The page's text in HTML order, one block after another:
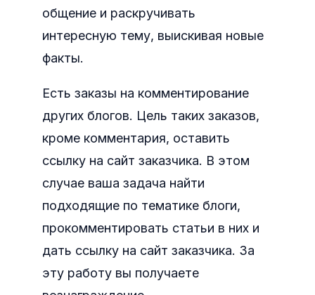
общение и раскручивать
интересную тему, выискивая новые
факты.
Есть заказы на комментирование
других блогов. Цель таких заказов,
кроме комментария, оставить
ссылку на сайт заказчика. В этом
случае ваша задача найти
подходящие по тематике блоги,
прокомментировать статьи в них и
дать ссылку на сайт заказчика. За
эту работу вы получаете